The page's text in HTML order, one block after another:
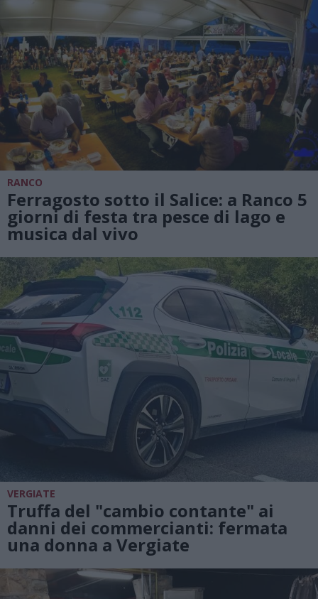
RANCO
Ferragosto sotto il Salice: a Ranco 5
giorni di festa tra pesce di lago e
musica dal vivo
VERGIATE
Truffa del "cambio contante" ai
danni dei commercianti: fermata
una donna a Vergiate